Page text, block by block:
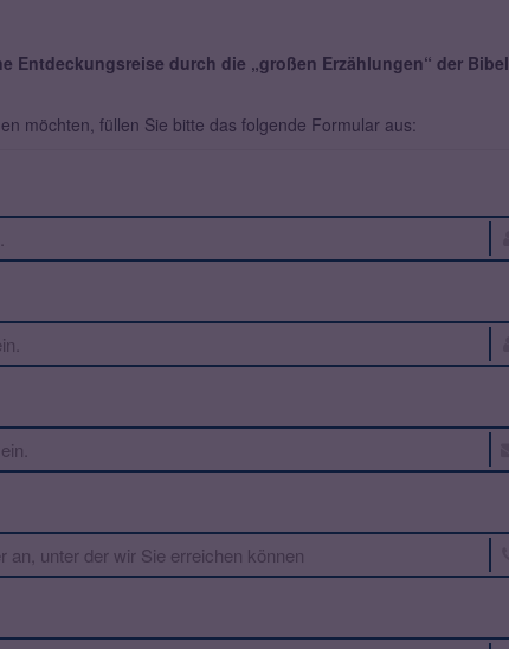
Entdeckungsreise durch die „großen Erzählungen“ der Bibel
möchten, füllen Sie bitte das folgende Formular aus: